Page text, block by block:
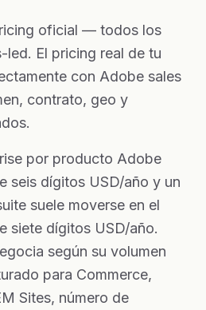
oficial — todos los
led. El pricing real de tu
con Adobe sales
contrato, geo y
por producto Adobe
seis dígitos USD/año y un
suele moverse en el
siete dígitos USD/año.
según su volumen
para Commerce,
Sites, número de